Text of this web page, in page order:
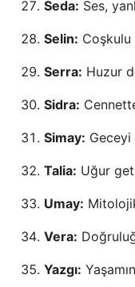
Seda: Ses,
Selin:
Serra: Huzur
Sidra:
Simay: Geceyi
Talia: Uğur
Umay:
Vera:
Yazgı: